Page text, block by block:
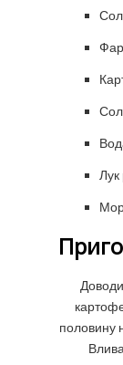
половину